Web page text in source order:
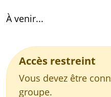
À venir...
Accès restreint
Vous devez être
groupe.